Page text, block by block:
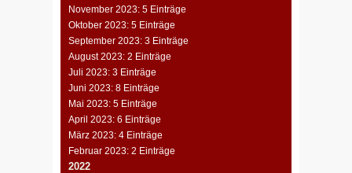
November 2023: 5 Einträge
Oktober 2023: 5 Einträge
September 2023: 3 Einträge
August 2023: 2 Einträge
Juli 2023: 3 Einträge
Juni 2023: 8 Einträge
Mai 2023: 5 Einträge
April 2023: 6 Einträge
März 2023: 4 Einträge
Februar 2023: 2 Einträge
2022